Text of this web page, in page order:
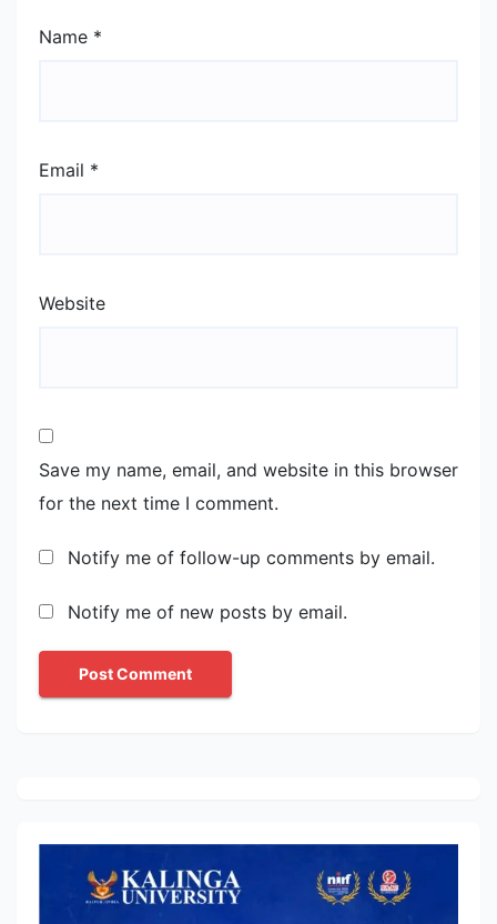
Name *
Email *
Website
Save my name, email, and website in this browser
for the next time I comment.
Notify me of follow-up comments by email.
Notify me of new posts by email.